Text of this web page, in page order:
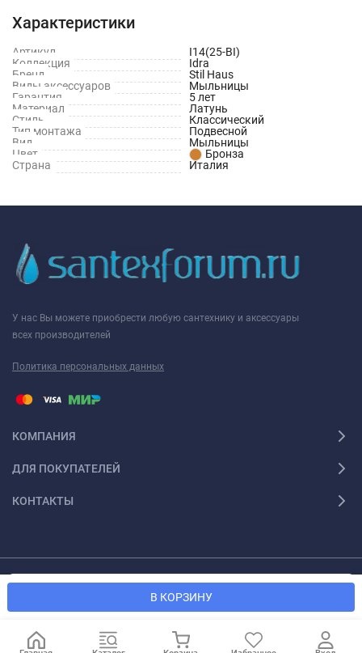
В КОРЗИНУ
Характеристики
Артикул
I14(25-BI)
Коллекция
Idra
Бренд
Stil Haus
Виды аксессуаров
Мыльницы
Гарантия
5 лет
Материал
Латунь
Стиль
Классический
Тип монтажа
Подвесной
Вид
Мыльницы
Цвет
Бронза
Страна
Италия
У нас Вы можете приобрести любую сантехнику и аксессуары
всех производителей
Политика персональных данных
КОМПАНИЯ
ДЛЯ ПОКУПАТЕЛЕЙ
КОНТАКТЫ